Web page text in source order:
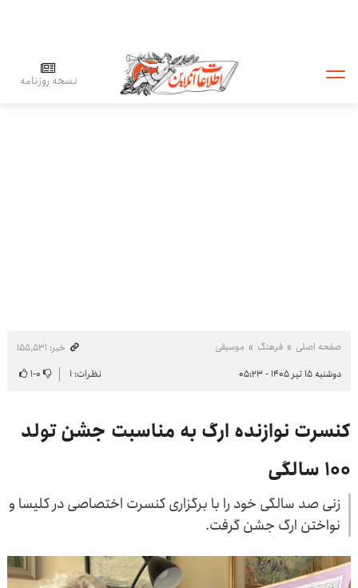
نسخه روزنامه
صفحه اصلی فرهنگ موسیقی
خبر: ۱۵۵٬۵۳۱
دوشنبه ۱۵ تیر ۱۴۰۵ - ۰۵:۲۳
نظرات: ۱ ۰-۱
کنسرت نوازنده ارگ به مناسبت جشن تولد
۱۰۰ سالگی
زنی صد سالگی خود را با برگزاری کنسرت اختصاصی در کلیسا و
نواختن ارگ جشن گرفت.